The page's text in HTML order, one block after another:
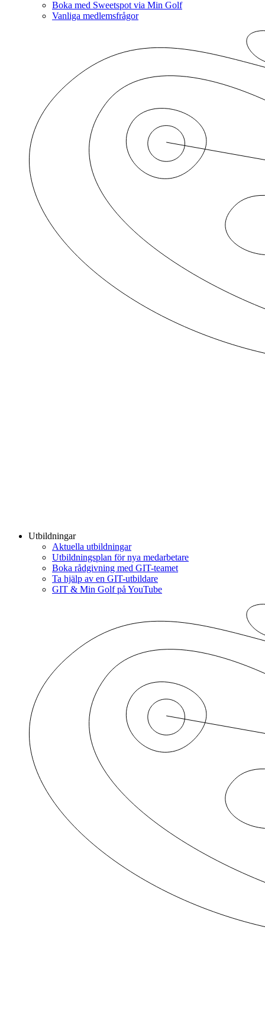
Boka med Sweetspot via Min Golf
Vanliga medlemsfrågor
Utbildningar
Aktuella utbildningar
Utbildningsplan för nya medarbetare
Boka rådgivning med GIT-teamet
Ta hjälp av en GIT-utbildare
GIT & Min Golf på YouTube